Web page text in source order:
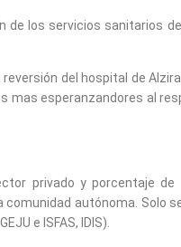
los servicios sanitarios
del hospital de
esperanzandores al
privado y porcentaje
autónoma. Solo
e ISFAS, IDIS).